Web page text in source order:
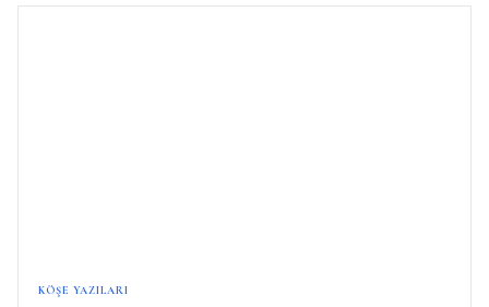
KÖŞE YAZILARI